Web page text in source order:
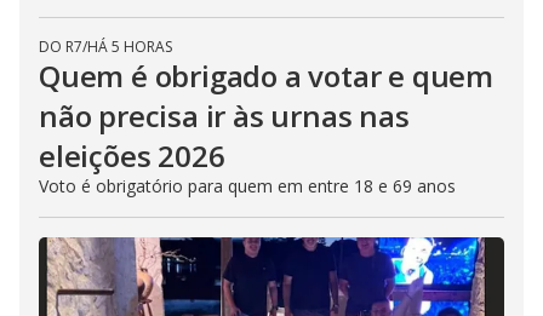
DO R7/HÁ 5 HORAS
Quem é obrigado a votar e quem
não precisa ir às urnas nas
eleições 2026
Voto é obrigatório para quem em entre 18 e 69 anos